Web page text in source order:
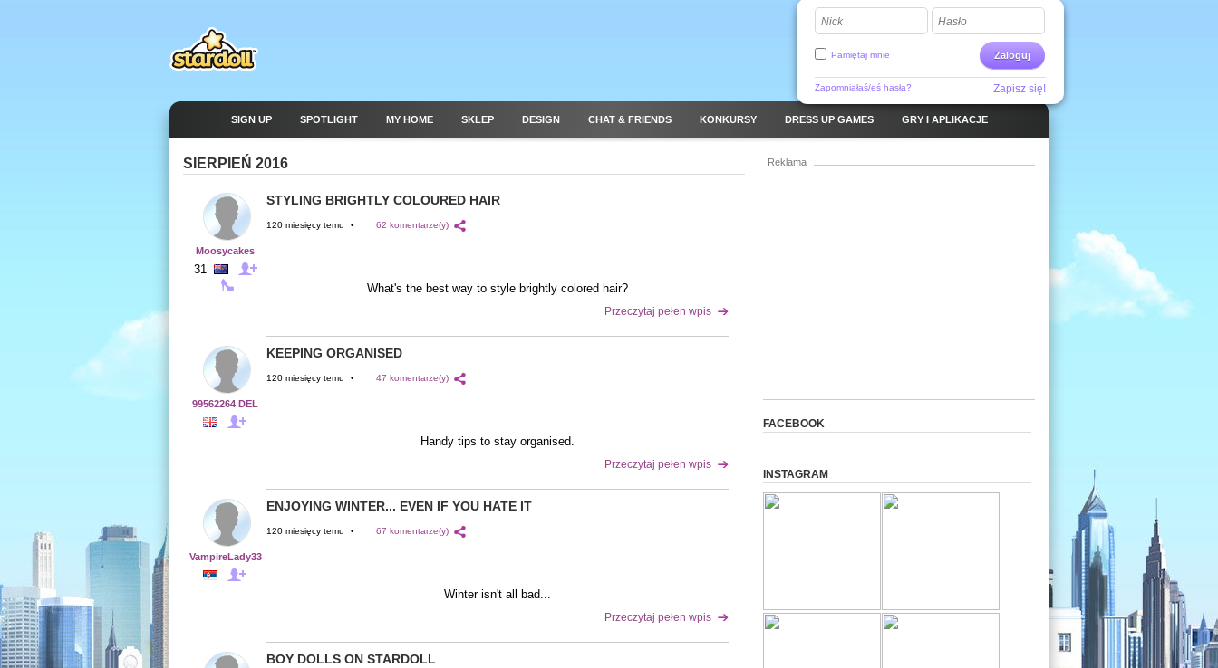
Nick Hasło
Zaloguj
Pamiętaj mnie
Zapomniałaś/eś hasła? Zapisz się!
SIGN UP SPOTLIGHT MY HOME SKLEP DESIGN CHAT & FRIENDS KONKURSY DRESS UP GAMES GRY I APLIKACJE
SIERPIEŃ 2016
Moosycakes
31
STYLING BRIGHTLY COLOURED HAIR
120 miesięcy temu • 62 komentarze(y)
What's the best way to style brightly colored hair?
Przeczytaj pełen wpis
99562264 DEL
KEEPING ORGANISED
120 miesięcy temu • 47 komentarze(y)
Handy tips to stay organised.
Przeczytaj pełen wpis
VampireLady33
ENJOYING WINTER... EVEN IF YOU HATE IT
120 miesięcy temu • 67 komentarze(y)
Winter isn't all bad...
Przeczytaj pełen wpis
BOY DOLLS ON STARDOLL
Reklama
FACEBOOK
INSTAGRAM